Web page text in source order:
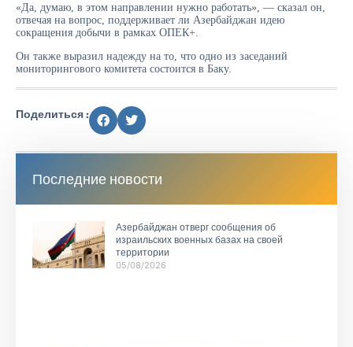
«Да, думаю, в этом направлении нужно работать», — сказал он,
отвечая на вопрос, поддерживает ли Азербайджан идею
сокращения добычи в рамках ОПЕК+.
Он также выразил надежду на то, что одно из заседаний
мониторингового комитета состоится в Баку.
Поделиться :
Последние новости
Азербайджан отверг сообщения об
израильских военных базах на своей
территории
05/08/2026